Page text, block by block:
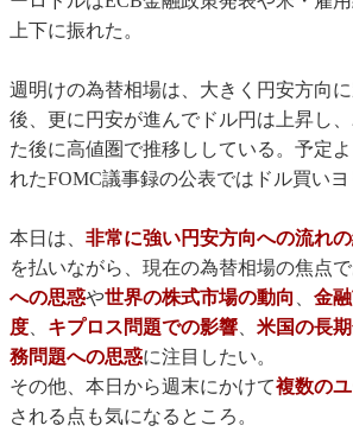
上下に振れた。
週明けの為替相場は、大きく円安方向
後、更に円安が進んでドル円は上昇し
た後に高値圏で推移ししている。予定
れたFOMC議事録の公表ではドル買いヨ
本日は、 非常に強い円安方向への流れ
を払いながら、現在の為替相場の焦点
への思惑や世界の株式市場の動向 、 金
度、 キプロス問題での影響、 米国の長
務問題への思惑に注目したい。
その他、本日から週末にかけて複数の
される点も気になるところ。